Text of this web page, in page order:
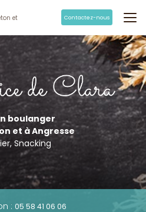
Contactez-nous
boulanger
et à Angresse
Snacking
: 05 58 41 06 06